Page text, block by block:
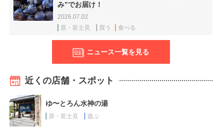
み”でお届け！
2026.07.02
原・富士見
買う 食べる
ニュース一覧を見る
近くの店舗・スポット
ゆ〜とろん水神の湯
原・富士見 遊ぶ